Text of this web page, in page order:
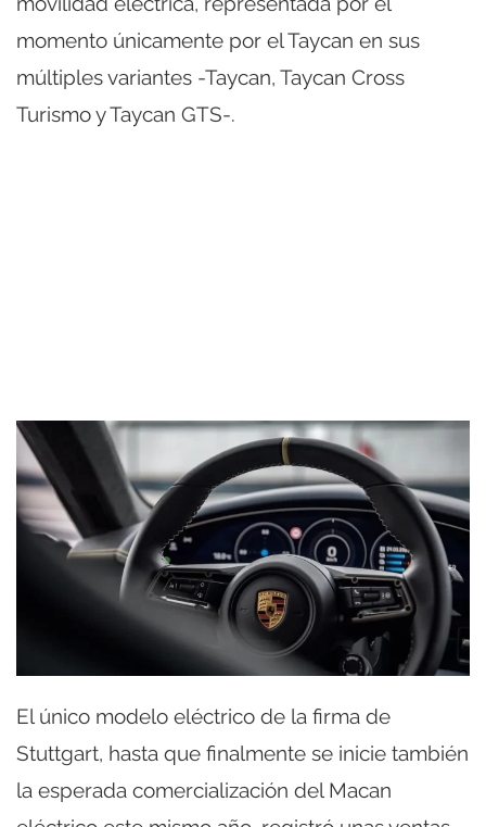
momento únicamente por el Taycan en sus
múltiples variantes -Taycan, Taycan Cross
Turismo y Taycan GTS-.
El único modelo eléctrico de la firma de
Stuttgart, hasta que finalmente se inicie también
la esperada comercialización del Macan